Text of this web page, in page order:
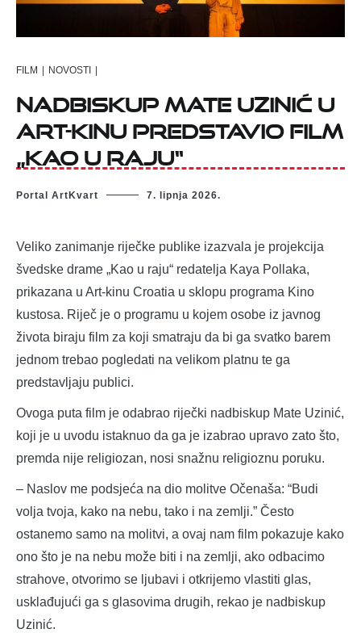
FILM NOVOSTI
Nadbiskup Mate Uzinić u
Art-kinu predstavio film
„Kao u raju“
Portal ArtKvart 7. lipnja 2026.
Veliko zanimanje riječke publike izazvala je projekcija
švedske drame „Kao u raju“ redatelja Kaya Pollaka,
prikazana u Art-kinu Croatia u sklopu programa Kino
kustosa. Riječ je o programu u kojem osobe iz javnog
života biraju film za koji smatraju da bi ga svatko barem
jednom trebao pogledati na velikom platnu te ga
predstavljaju publici.
Ovoga puta film je odabrao riječki nadbiskup Mate Uzinić,
koji je u uvodu istaknuo da ga je izabrao upravo zato što,
premda nije religiozan, nosi snažnu religioznu poruku.
– Naslov me podsjeća na dio molitve Očenaša: “Budi
volja tvoja, kako na nebu, tako i na zemlji.” Često
ostanemo samo na molitvi, a ovaj nam film pokazuje kako
ono što je na nebu može biti i na zemlji, ako odbacimo
strahove, otvorimo se ljubavi i otkrijemo vlastiti glas,
usklađujući ga s glasovima drugih, rekao je nadbiskup
Uzinić.